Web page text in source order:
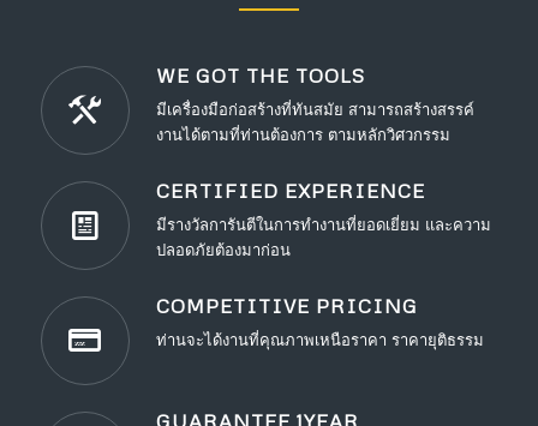
WE GOT THE TOOLS
มีเครื่องมือก่อสร้างที่ทันสมัย สามารถสร้างสรรค์
งานได้ตามที่ท่านต้องการ ตามหลักวิศวกรรม
CERTIFIED EXPERIENCE
มีรางวัลการันตีในการทำงานที่ยอดเยี่ยม และความ
ปลอดภัยต้องมาก่อน
COMPETITIVE PRICING
ท่านจะได้งานที่คุณภาพเหนือราคา ราคายุติธรรม